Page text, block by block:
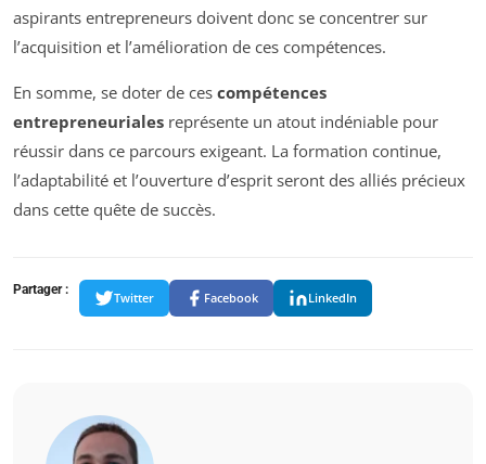
aspirants entrepreneurs doivent donc se concentrer sur
l’acquisition et l’amélioration de ces compétences.
En somme, se doter de ces compétences
entrepreneuriales représente un atout indéniable pour
réussir dans ce parcours exigeant. La formation continue,
l’adaptabilité et l’ouverture d’esprit seront des alliés précieux
dans cette quête de succès.
Partager :
Twitter Facebook LinkedIn